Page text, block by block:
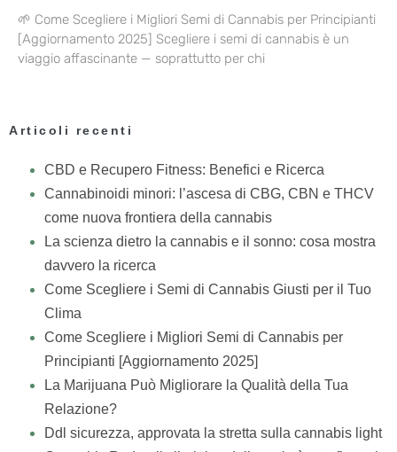
🌱 Come Scegliere i Migliori Semi di Cannabis per Principianti
[Aggiornamento 2025] Scegliere i semi di cannabis è un
viaggio affascinante — soprattutto per chi
Articoli recenti
CBD e Recupero Fitness: Benefici e Ricerca
Cannabinoidi minori: l’ascesa di CBG, CBN e THCV
come nuova frontiera della cannabis
La scienza dietro la cannabis e il sonno: cosa mostra
davvero la ricerca
Come Scegliere i Semi di Cannabis Giusti per il Tuo
Clima
Come Scegliere i Migliori Semi di Cannabis per
Principianti [Aggiornamento 2025]
La Marijuana Può Migliorare la Qualità della Tua
Relazione?
Ddl sicurezza, approvata la stretta sulla cannabis light